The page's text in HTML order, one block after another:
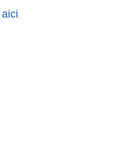
aici